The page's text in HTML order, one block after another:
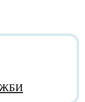
ЖБИ